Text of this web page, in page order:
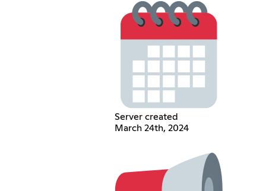
Server created
March 24th, 2024